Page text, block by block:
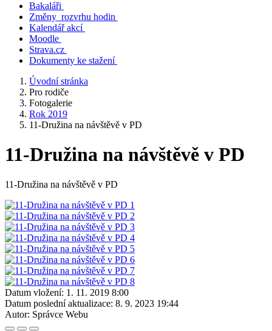
Bakaláři
Změny rozvrhu hodin
Kalendář akcí
Moodle
Strava.cz
Dokumenty ke stažení
Úvodní stránka
Pro rodiče
Fotogalerie
Rok 2019
11-Družina na návštěvě v PD
11-Družina na návštěvě v PD
11-Družina na návštěvě v PD
Datum vložení: 1. 11. 2019 8:00
Datum poslední aktualizace: 8. 9. 2023 19:44
Autor: Správce Webu